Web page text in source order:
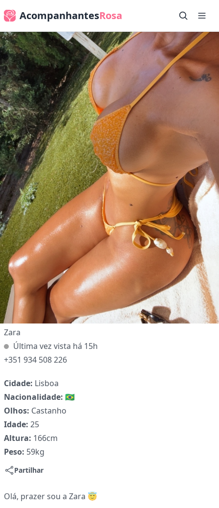
AcompanhantesRosa
✕
Zara
Última vez vista há 15h
+351 934 508 226
Cidade: Lisboa
Nacionalidade: 🇧🇷
Olhos: Castanho
Idade: 25
Altura: 166cm
Peso: 59kg
Partilhar
Olá, prazer sou a Zara 😇